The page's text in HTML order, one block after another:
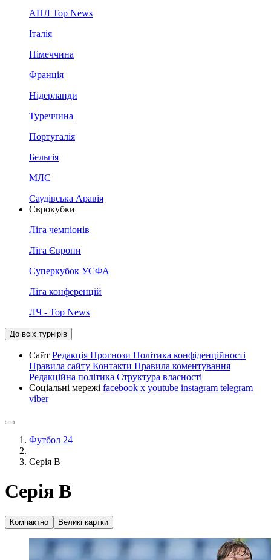
АПЛ Top News
Італія
Німеччина
Франція
Нідерланди
Туреччина
Португалія
Бельгія
МЛС
Саудівська Аравія
Єврокубки
Ліга чемпіонів
Ліга Європи
Суперкубок УЄФА
Ліга конференцій
ЛЧ - Top News
До всіх турнірів
Сайт Редакція Прогнози Політика конфіденційності
Правила сайту Контакти Правила коментування
Редакційна політика Структура власності
Соціальні мережі facebook x youtube instagram telegram
viber
Футбол 24
Серія B
Серія B
Компактно Великі картки